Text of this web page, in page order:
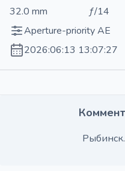
32.0 mm
ƒ/14
Aperture-priority AE
2026:06:13 13:07:27